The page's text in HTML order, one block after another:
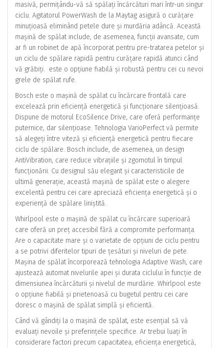
masivă, permițându-vă să spălați încărcături mari într-un singur
ciclu. Agitatorul PowerWash de la Maytag asigură o curățare
minuțioasă eliminând petele dure și murdăria adâncă. Această
mașină de spălat include, de asemenea, funcții avansate, cum
ar fi un robinet de apă încorporat pentru pre-tratarea petelor și
un ciclu de spălare rapidă pentru curățare rapidă atunci când
vă grăbiți. este o opțiune fiabilă și robustă pentru cei cu nevoi
grele de spălat rufe.
Bosch este o mașină de spălat cu încărcare frontală care
excelează prin eficiență energetică și funcționare silențioasă.
Dispune de motorul EcoSilence Drive, care oferă performanțe
puternice, dar silențioase. Tehnologia VarioPerfect vă permite
să alegeți între viteză și eficiență energetică pentru fiecare
ciclu de spălare. Bosch include, de asemenea, un design
AntiVibration, care reduce vibrațiile și zgomotul în timpul
funcționării. Cu designul său elegant și caracteristicile de
ultimă generație, această mașină de spălat este o alegere
excelentă pentru cei care apreciază eficiența energetică și o
experiență de spălare liniștită.
Whirlpool este o mașină de spălat cu încărcare superioară
care oferă un preț accesibil fără a compromite performanța.
Are o capacitate mare și o varietate de opțiuni de ciclu pentru
a se potrivi diferitelor tipuri de țesături și niveluri de pete.
Mașina de spălat încorporează tehnologia Adaptive Wash, care
ajustează automat nivelurile apei și durata ciclului în funcție de
dimensiunea încărcăturii și nivelul de murdărie. Whirlpool este
o opțiune fiabilă și prietenoasă cu bugetul pentru cei care
doresc o mașină de spălat simplă și eficientă.
Când vă gândiți la o mașină de spălat, este esențial să vă
evaluați nevoile și preferințele specifice. Ar trebui luați în
considerare factori precum capacitatea, eficiența energetică,